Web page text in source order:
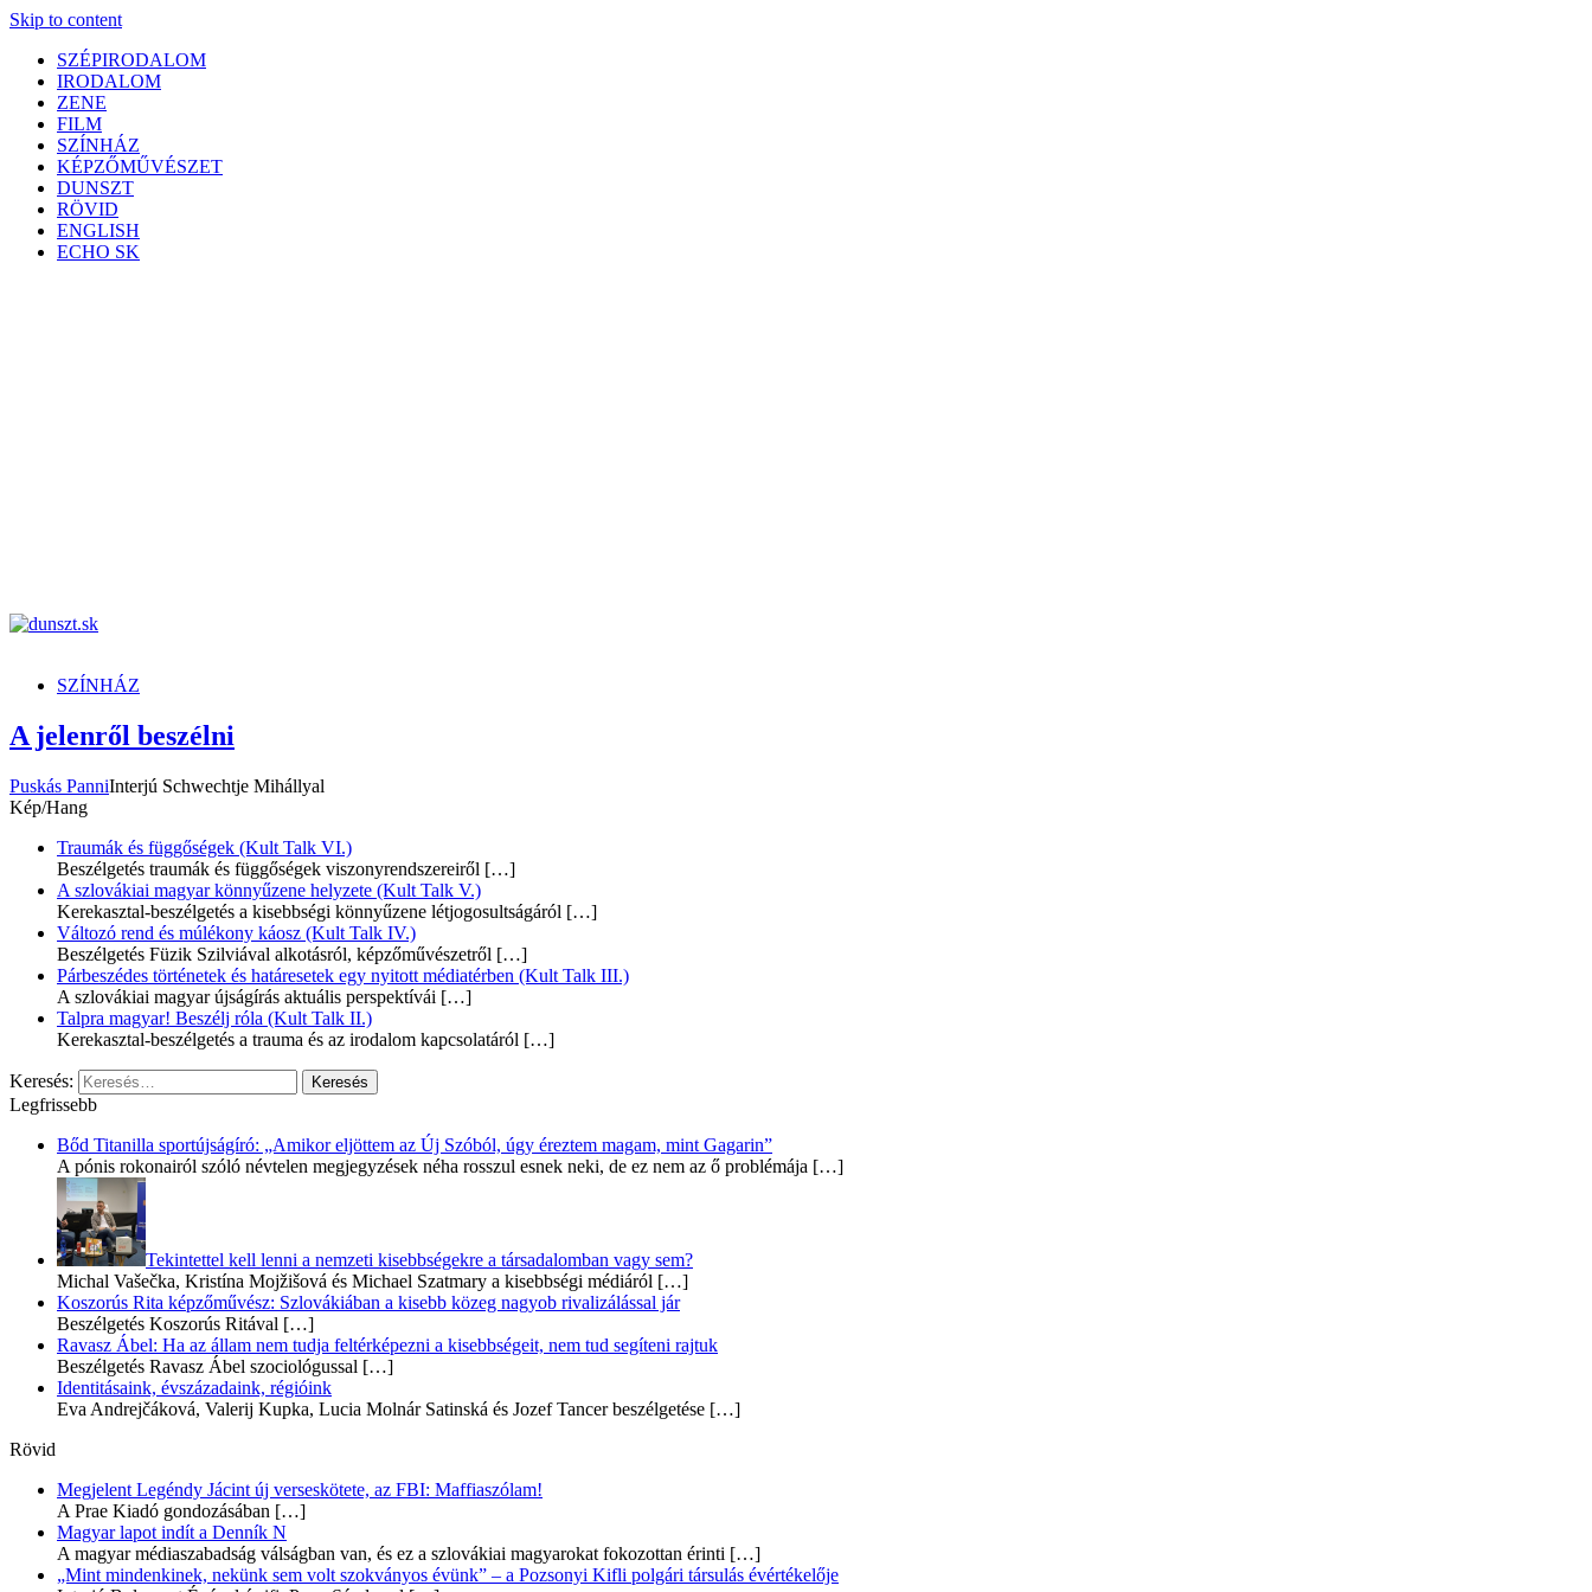
Skip to content
SZÉPIRODALOM
IRODALOM
ZENE
FILM
SZÍNHÁZ
KÉPZŐMŰVÉSZET
DUNSZT
RÖVID
ENGLISH
ECHO SK
SZÍNHÁZ
A jelenről beszélni
Puskás PanniInterjú Schwechtje Mihállyal
Kép/Hang
Traumák és függőségek (Kult Talk VI.)
Beszélgetés traumák és függőségek viszonyrendszereiről […]
A szlovákiai magyar könnyűzene helyzete (Kult Talk V.)
Kerekasztal-beszélgetés a kisebbségi könnyűzene létjogosultságáról […]
Változó rend és múlékony káosz (Kult Talk IV.)
Beszélgetés Füzik Szilviával alkotásról, képzőművészetről […]
Párbeszédes történetek és határesetek egy nyitott médiatérben (Kult Talk III.)
A szlovákiai magyar újságírás aktuális perspektívái […]
Talpra magyar! Beszélj róla (Kult Talk II.)
Kerekasztal-beszélgetés a trauma és az irodalom kapcsolatáról […]
Keresés:
Legfrissebb
Bőd Titanilla sportújságíró: „Amikor eljöttem az Új Szóból, úgy éreztem magam, mint Gagarin”
A pónis rokonairól szóló névtelen megjegyzések néha rosszul esnek neki, de ez nem az ő problémája […]
Tekintettel kell lenni a nemzeti kisebbségekre a társadalomban vagy sem?
Michal Vašečka, Kristína Mojžišová és Michael Szatmary a kisebbségi médiáról […]
Koszorús Rita képzőművész: Szlovákiában a kisebb közeg nagyob rivalizálással jár
Beszélgetés Koszorús Ritával […]
Ravasz Ábel: Ha az állam nem tudja feltérképezni a kisebbségeit, nem tud segíteni rajtuk
Beszélgetés Ravasz Ábel szociológussal […]
Identitásaink, évszázadaink, régióink
Eva Andrejčáková, Valerij Kupka, Lucia Molnár Satinská és Jozef Tancer beszélgetése […]
Rövid
Megjelent Legéndy Jácint új verseskötete, az FBI: Maffiaszólam!
A Prae Kiadó gondozásában […]
Magyar lapot indít a Denník N
A magyar médiaszabadság válságban van, és ez a szlovákiai magyarokat fokozottan érinti […]
„Mint mindenkinek, nekünk sem volt szokványos évünk” – a Pozsonyi Kifli polgári társulás évértékelője